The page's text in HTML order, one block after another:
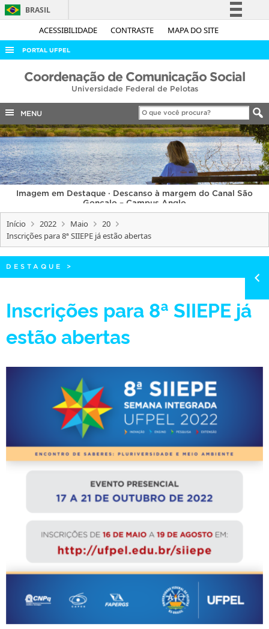
ACESSIBILIDADE CONTRASTE MAPA DO SITE
BRASIL
Simplifique!
Acesso à informação
Legislação
Canais
PORTAL UFPEL
ACESSO À INFORMAÇÃO
COBALTO
CONCURSOS
EDITAIS
INTERNACIONAL
OUVIDORIA
PORTARIAS
TELEFONES
Coordenação de Comunicação Social
Universidade Federal de Pelotas
MENU
Imagem em Destaque · Descanso à margem do Canal São
Gonçalo – Campus Anglo
Início 2022 Maio
20
Inscrições para 8ª SIIEPE já estão abertas
DESTAQUE >
Inscrições para 8ª SIIEPE já
estão abertas